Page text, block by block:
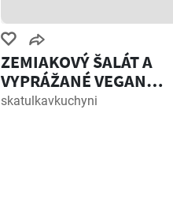
ZEMIAKOVÝ ŠALÁT A
VYPRÁŽANÉ VEGAN
KURACIE STEAKY .
skatulkavkuchyni